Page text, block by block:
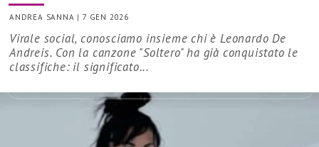
ANDREA SANNA |7 GEN 2026
Virale social, conosciamo insieme chi è Leonardo De
Andreis. Con la canzone "Soltero" ha già conquistato le
classifiche: il significato...